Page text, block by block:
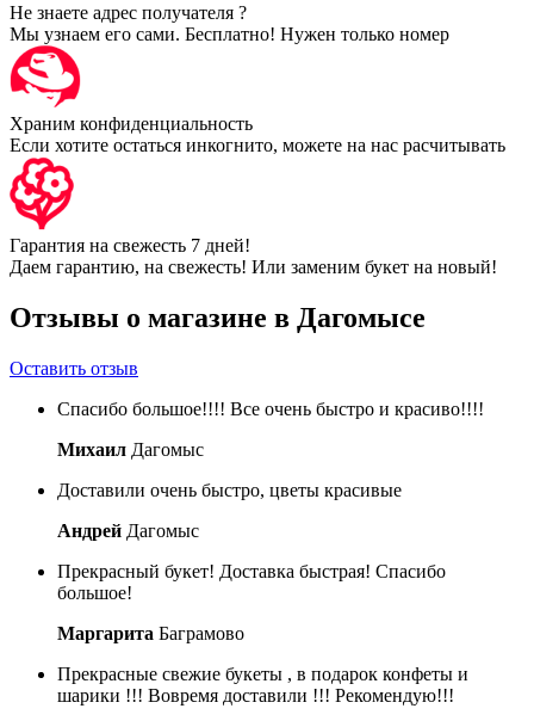
Не знаете адрес получателя ?
Мы узнаем его сами. Бесплатно! Нужен только номер
Храним конфиденциальность
Если хотите остаться инкогнито, можете на нас расчитывать
Гарантия на свежесть 7 дней!
Даем гарантию, на свежесть! Или заменим букет на новый!
Отзывы о магазине в Дагомысе
Оставить отзыв
Спасибо большое!!!! Все очень быстро и красиво!!!!
Михаил Дагомыс
Доставили очень быстро, цветы красивые
Андрей Дагомыс
Прекрасный букет! Доставка быстрая! Спасибо
большое!
Маргарита Баграмово
Прекрасные свежие букеты , в подарок конфеты и
шарики !!! Вовремя доставили !!! Рекомендую!!!